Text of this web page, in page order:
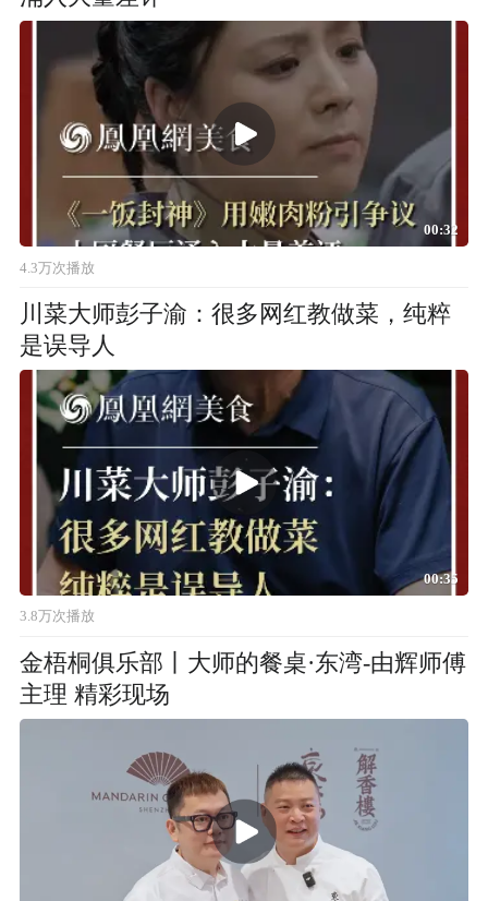
00:32
4.3万次播放
川菜大师彭子渝：很多网红教做菜，纯粹
是误导人
00:35
3.8万次播放
金梧桐俱乐部丨大师的餐桌·东湾-由辉师傅
主理 精彩现场